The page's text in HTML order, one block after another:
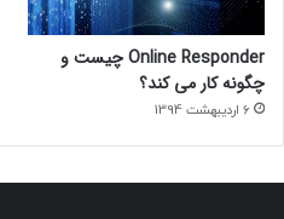
Online Responder چیست و
چگونه کار می کند؟
6 اردیبهشت 1394